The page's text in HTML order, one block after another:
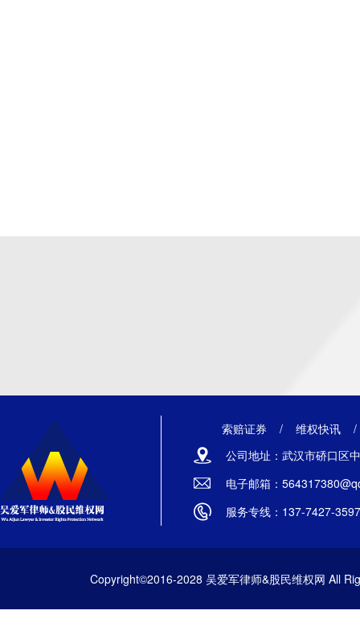
索赔证券 / 维权快讯
公司地址：武汉市硚口区
电子邮箱：
服务专线：137-7427-3597
Copyright©2016-2028 吴爱军律师&股民维权网 All